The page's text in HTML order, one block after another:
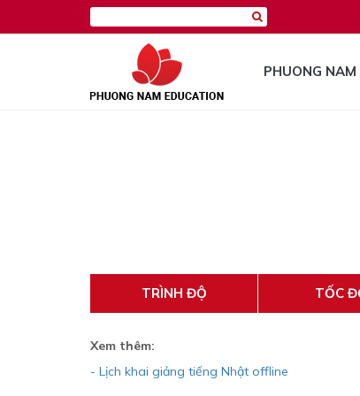
PHUONG
TRÌNH ĐỘ TỐC
Xem thêm:
- Lịch khai giảng tiếng Nhật offline